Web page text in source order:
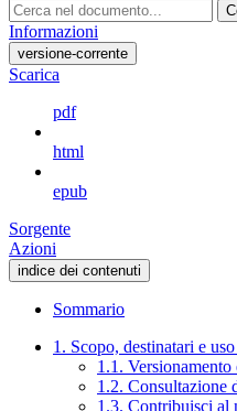
Informazioni
versione-corrente
Scarica
pdf
html
epub
Sorgente
Azioni
indice dei contenuti
Sommario
1. Scopo, destinatari e
1.1. Versionamento
1.2. Consultazione
1.3. Contribuisci al